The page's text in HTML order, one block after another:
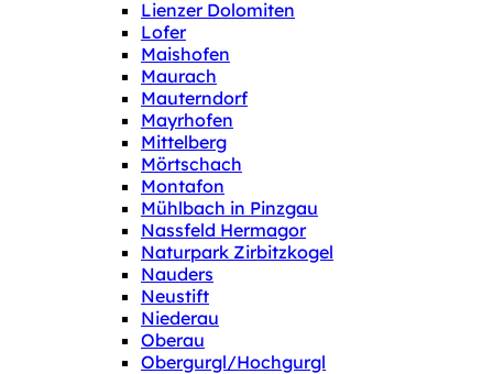
Lienzer Dolomiten
Lofer
Maishofen
Maurach
Mauterndorf
Mayrhofen
Mittelberg
Mörtschach
Montafon
Mühlbach in Pinzgau
Nassfeld Hermagor
Naturpark Zirbitzkogel
Nauders
Neustift
Niederau
Oberau
Obergurgl/Hochgurgl